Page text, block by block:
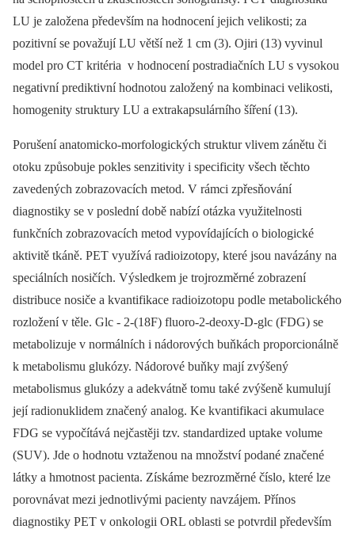
LU je založena především na hodnocení jejich velikosti; za
pozitivní se považují LU větší než 1 cm (3). Ojiri (13) vyvinul
model pro CT kritéria v hodnocení postradiačních LU s vysokou
negativní prediktivní hodnotou založený na kombinaci velikosti,
homogenity struktury LU a extrakapsulárního šíření (13).
Porušení anatomicko-morfologických struktur vlivem zánětu či
otoku způsobuje pokles senzitivity i specificity všech těchto
zavedených zobrazovacích metod. V rámci zpřesňování
diagnostiky se v poslední době nabízí otázka využitelnosti
funkčních zobrazovacích metod vypovídajících o biologické
aktivitě tkáně. PET využívá radioizotopy, které jsou navázány na
speciálních nosičích. Výsledkem je trojrozměrné zobrazení
distribuce nosiče a kvantifikace radioizotopu podle metabolického
rozložení v těle. Glc -⁠ 2-(18F) fluoro-2-deoxy-D-glc (FDG) se
metabolizuje v normálních i nádorových buňkách proporcionálně
k metabolismu glukózy. Nádorové buňky mají zvýšený
metabolismus glukózy a adekvátně tomu také zvýšeně kumulují
její radionuklidem značený analog. Ke kvantifikaci akumulace
FDG se vypočítává nejčastěji tzv. standardized uptake volume
(SUV). Jde o hodnotu vztaženou na množství podané značené
látky a hmotnost pacienta. Získáme bezrozměrné číslo, které lze
porovnávat mezi jednotlivými pacienty navzájem. Přínos
diagnostiky PET v onkologii ORL oblasti se potvrdil především